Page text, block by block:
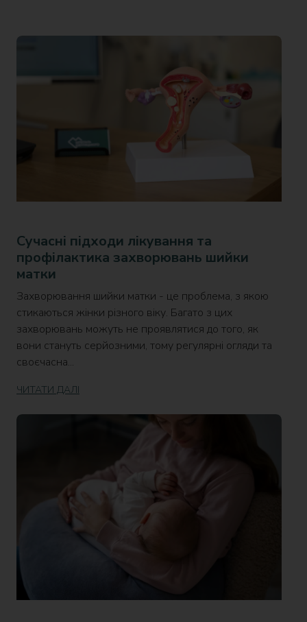
Сучасні підходи лікування та
профілактика захворювань шийки
матки
Захворювання шийки матки - це проблема, з якою
стикаються жінки різного віку. Багато з цих
захворювань можуть не проявлятися до того, як
вони стануть серйозними, тому регулярні огляди та
своєчасна...
ЧИТАТИ ДАЛІ